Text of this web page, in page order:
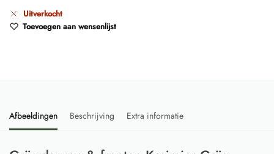
Uitverkocht
Toevoegen aan wensenlijst
Afbeeldingen Beschrijving Extra informatie